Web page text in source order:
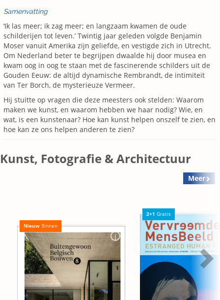
Samenvatting
‘Ik las meer; ik zag meer; en langzaam kwamen de oude
schilderijen tot leven.’ Twintig jaar geleden volgde Benjamin
Moser vanuit Amerika zijn geliefde, en vestigde zich in Utrecht.
Om Nederland beter te begrijpen dwaalde hij door musea en
kwam oog in oog te staan met de fascinerende schilders uit de
Gouden Eeuw: de altijd dynamische Rembrandt, de intimiteit
van Ter Borch, de mysterieuze Vermeer.
Hij stuitte op vragen die deze meesters ook stelden: Waarom
maken we kunst, en waarom hebben we haar nodig? Wie, en
wat, is een kunstenaar? Hoe kan kunst helpen onszelf te zien, en
hoe kan ze ons helpen anderen te zien?
Kunst, Fotografie & Architectuur
Meer
Nieuw Binnen
2+1 Gratis